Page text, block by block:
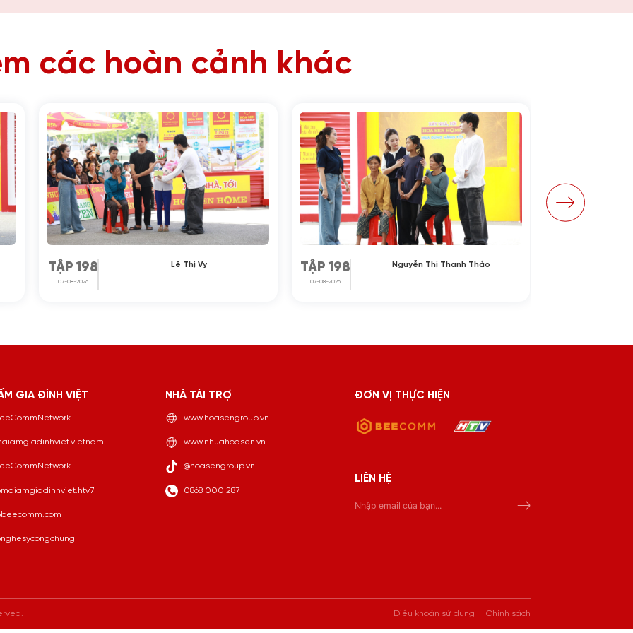
các hoàn cảnh khác
TẬP 198
07-08-2026
Lê Thị Vy TẬP 198
07-08-2026
Nguyễn Thị Thanh Thảo
GIA ĐÌNH VIỆT NHÀ TÀI TRỢ
www.hoasengroup.vn
www.nhuahoasen.vn
@hoasengroup.vn
0868 000 287
ĐƠN VỊ THỰC HIỆN
LIÊN HỆ
Điều khoản sử dụng Chính sách